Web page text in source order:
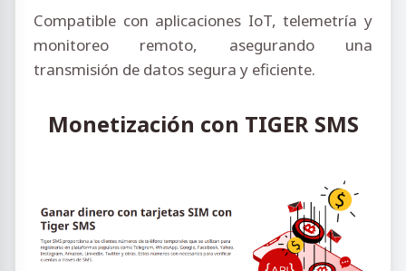
Compatible con aplicaciones IoT, telemetría y
monitoreo remoto, asegurando una
transmisión de datos segura y eficiente.
Monetización con TIGER SMS